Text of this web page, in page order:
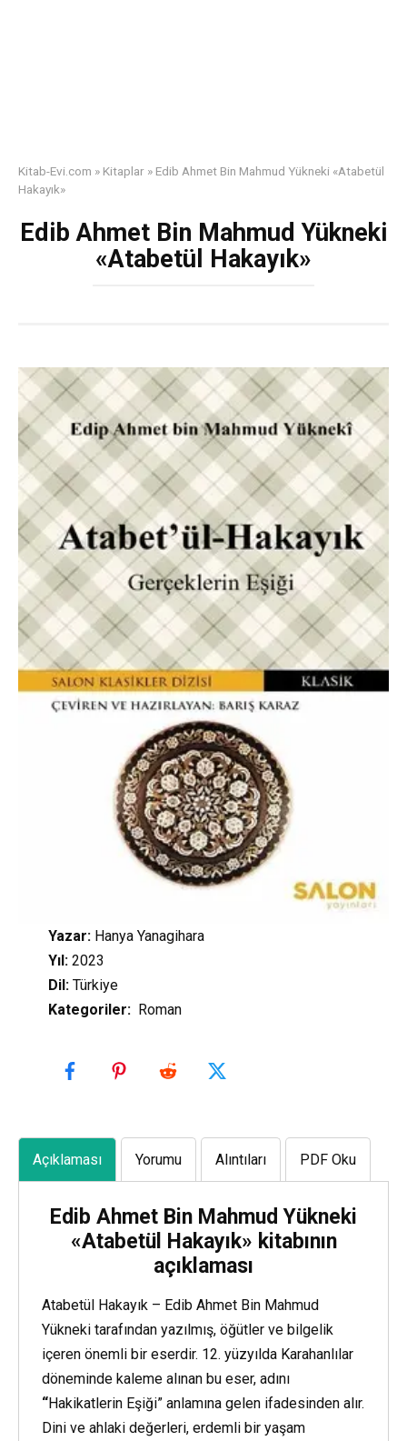
Kitab-Evi.com » Kitaplar » Edib Ahmet Bin Mahmud Yükneki «Atabetül
Hakayık»
Edib Ahmet Bin Mahmud Yükneki
«Atabetül Hakayık»
Yazar:Hanya Yanagihara
Yıl:2023
Dil:Türkiye
Kategoriler:Roman
Açıklaması Yorumu Alıntıları PDF Oku
Edib Ahmet Bin Mahmud Yükneki
«Atabetül Hakayık» kitabının
açıklaması
Atabetül Hakayık – Edib Ahmet Bin Mahmud
Yükneki tarafından yazılmış, öğütler ve bilgelik
içeren önemli bir eserdir. 12. yüzyılda Karahanlılar
döneminde kaleme alınan bu eser, adını
“Hakikatlerin Eşiği” anlamına gelen ifadesinden alır.
Dini ve ahlaki değerleri, erdemli bir yaşam